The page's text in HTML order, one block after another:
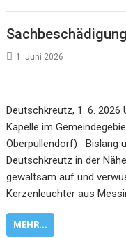
1. Juni 2026
Deutschkreutz, 1. 6. 2026
Kapelle im
Oberpullendorf) Bislang
Deutschkreutz in der
gewaltsam auf und
Kerzenleuchter aus
MEHR...